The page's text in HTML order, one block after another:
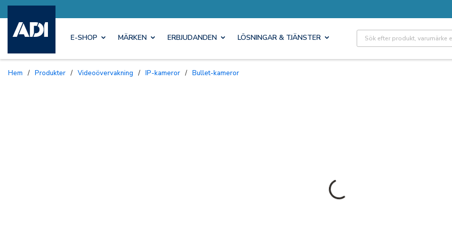
E-SHOP MÄRKEN ERBJUDANDEN LÖSNINGAR & TJÄNSTER Site Search
Hem / Produkter / Videoövervakning / IP-kameror / Bullet-kameror